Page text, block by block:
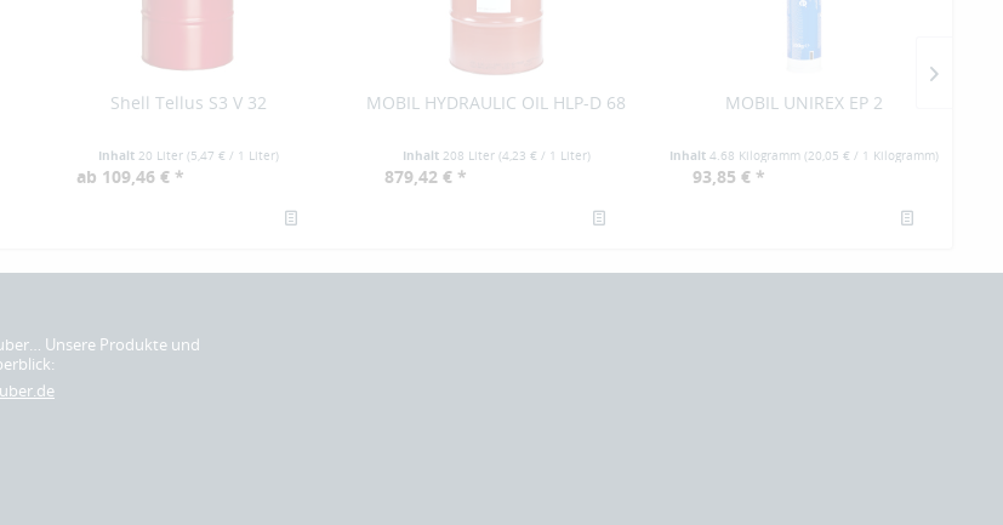
Shell Tellus S3 V 32
Inhalt 20 Liter (5,47 € / 1 Liter)
ab 109,46 € *
MOBIL HYDRAULIC OIL HLP-D 68
Inhalt 208 Liter (4,23 € / 1 Liter)
879,42 € *
MOBIL UNIREX EP 2
Inhalt 4.68 Kilogramm (20,05 € / 1 Kilogramm)
93,85 € *
Unsere Produkte und